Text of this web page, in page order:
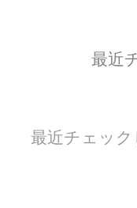
最近
最近チェッ